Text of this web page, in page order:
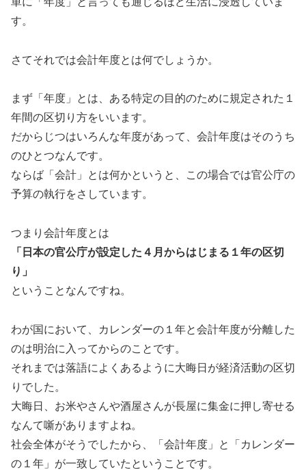
す。
さてそれでは会計年度とは何でしょうか。
まず「年度」とは、ある特定の目的のために規定された１
年間の区切り方をいいます。
だからじつはいろんな年度があって、会計年度はそのうち
のひとつなんです。
ならば「会計」とは何かというと、この場合では官公庁の
予算の執行をさしています。
つまり会計年度とは
「日本の官公庁が設定した４月からはじまる１年の区切
り」
ということなんですね。
わが国において、カレンダーの１年と会計年度が分離した
のは明治に入ってからのことです。
それまでは落語によくあるように大晦日が経済活動の区切
りでした。
大晦日、お米やさんや酒屋さんが長屋に集金に押し寄せる
なんて噺がありますよね。
社会全体がそうでしたから、「会計年度」と「カレンダー
の１年」が一致していたということです。